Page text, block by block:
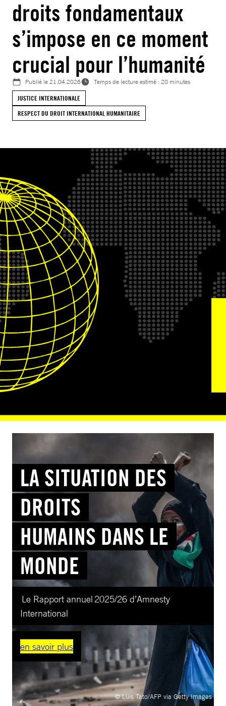
droits fondamentaux
s’impose en ce moment
crucial pour l’humanité
Publié le21.04.2026
Temps de lecture estimé : 20 minutes
JUSTICE INTERNATIONALE
RESPECT DU DROIT INTERNATIONAL HUMANITAIRE
LA SITUATION DES
DROITS
HUMAINS DANS LE
MONDE
Le Rapport annuel 2025/26 d’Amnesty
International
en savoir plus
© Luis Tato/AFP via Getty Images